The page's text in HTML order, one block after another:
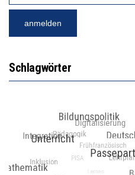
Schlagwörter